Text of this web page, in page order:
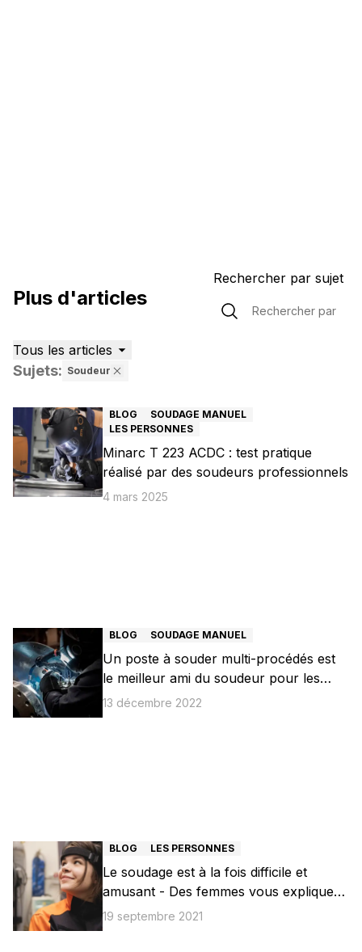
Plus d'articles
Rechercher par sujet
Tous les articles
Sujets: Soudeur
3 articles trouvésBLOG
SOUDAGE MANUEL
LES PERSONNES
Minarc T 223 ACDC : test pratique
réalisé par des soudeurs professionnels
4 mars 2025
BLOG SOUDAGE MANUEL
Un poste à souder multi-procédés est
le meilleur ami du soudeur pour les
applications difficiles
13 décembre 2022
BLOG LES PERSONNES
Le soudage est à la fois difficile et
amusant - Des femmes vous expliquent
pourquoi
19 septembre 2021